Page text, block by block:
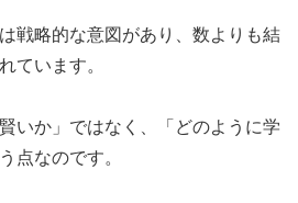
戦略的な意図があり、数よりも結
ています。
いか」ではなく、「どのように学
点なのです。